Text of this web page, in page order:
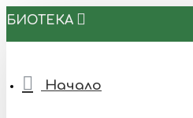
БИОТЕКА
Начало